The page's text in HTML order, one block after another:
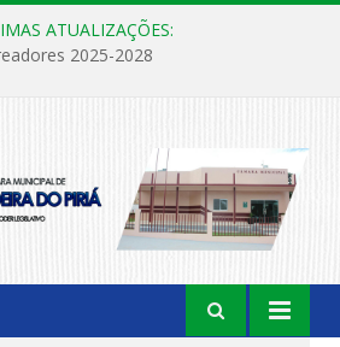
ATUALIZAÇÕES:
2025-2028